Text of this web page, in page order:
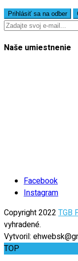
Naše umiestnenie
Facebook
Instagram
Copyright 2022 TGB
vyhradené.
Vytvoril:
TOP